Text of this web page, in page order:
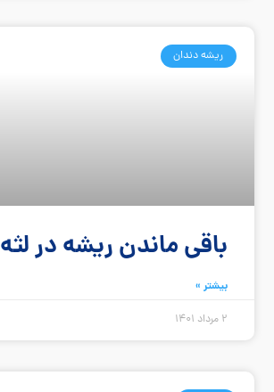
ریشه دندان
باقی ماندن ریشه در لثه
بیشتر »
2 مرداد 1401